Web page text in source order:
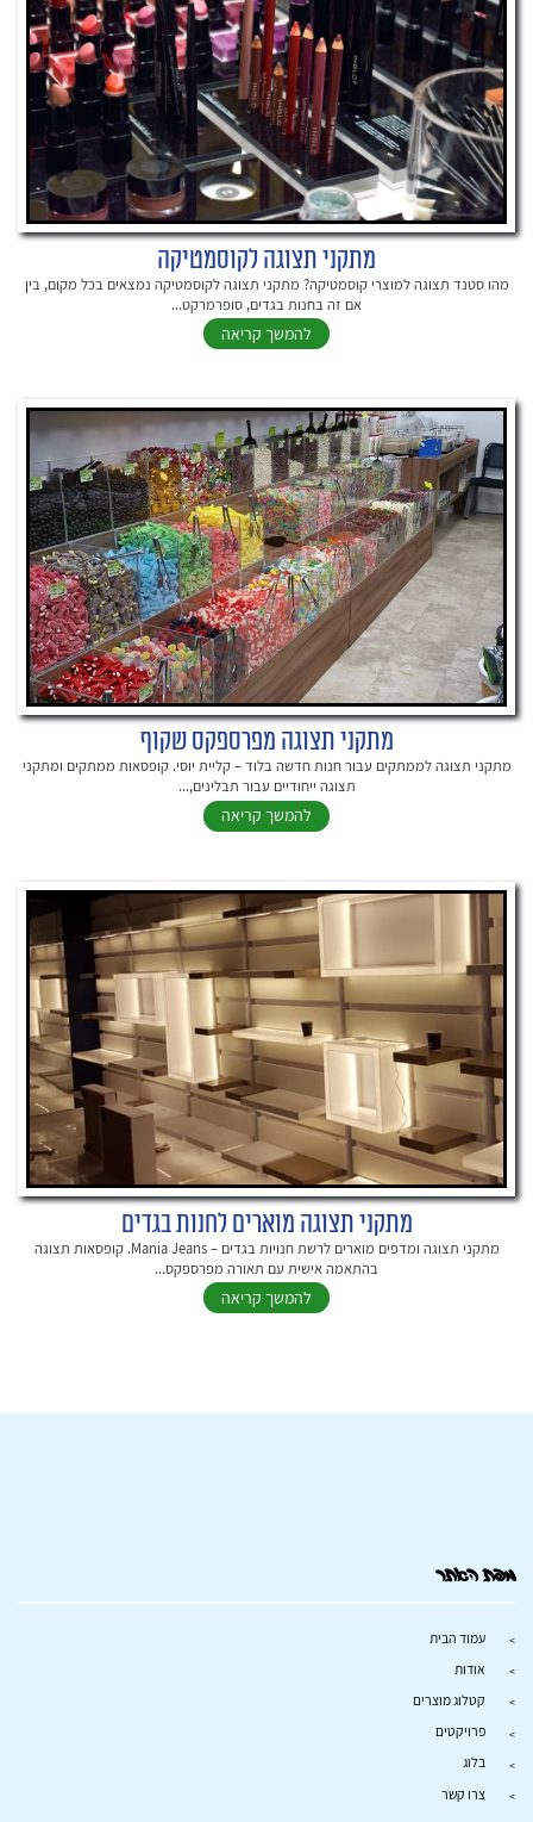
מתקני תצוגה לקוסמטיקה
מהו סטנד תצוגה למוצרי קוסמטיקה? מתקני תצוגה לקוסמטיקה נמצאים בכל מקום, בין
אם זה בחנות בגדים, סופרמרקט...
להמשך קריאה
מתקני תצוגה מפרספקס שקוף
מתקני תצוגה לממתקים עבור חנות חדשה בלוד – קליית יוסי. קופסאות ממתקים ומתקני
תצוגה ייחודיים עבור תבלינים,...
להמשך קריאה
מתקני תצוגה מוארים לחנות בגדים
מתקני תצוגה ומדפים מוארים לרשת חנויות בגדים – Mania Jeans. קופסאות תצוגה
בהתאמה אישית עם תאורה מפרספקס...
להמשך קריאה
מפת האתר
עמוד הבית
אודות
קטלוג מוצרים
פרויקטים
בלוג
צרו קשר